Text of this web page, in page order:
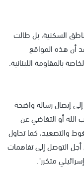
السكنية، بل طالت
أن هذه المواقع
بالمقاومة اللبنانية.
إيصال رسالة واضحة
الله أو التغاضي عن
والتصعيد، كما تحاول
التوصل إلى تفاهمات
متكرر".